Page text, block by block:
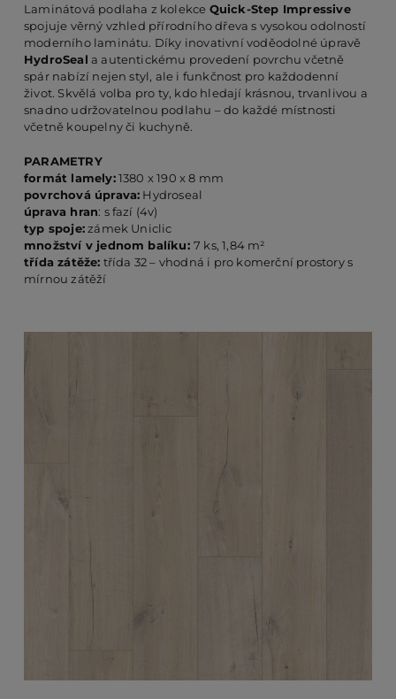
Laminátová podlaha z kolekce Quick-Step Impressive
spojuje věrný vzhled přírodního dřeva s vysokou odolností
moderního laminátu. Díky inovativní voděodolné úpravě
HydroSeal a autentickému provedení povrchu včetně
spár nabízí nejen styl, ale i funkčnost pro každodenní
život. Skvělá volba pro ty, kdo hledají krásnou, trvanlivou a
snadno udržovatelnou podlahu – do každé místnosti
včetně koupelny či kuchyně.
PARAMETRY
formát lamely:1380 x 190 x 8 mm
povrchová úprava: Hydroseal
úprava hran: s fazí (4v)
typ spoje:zámek Uniclic
množství v jednom balíku:7 ks, 1,84 m²
třída zátěže: třída 32 – vhodná i pro komerční prostory s
mírnou zátěží